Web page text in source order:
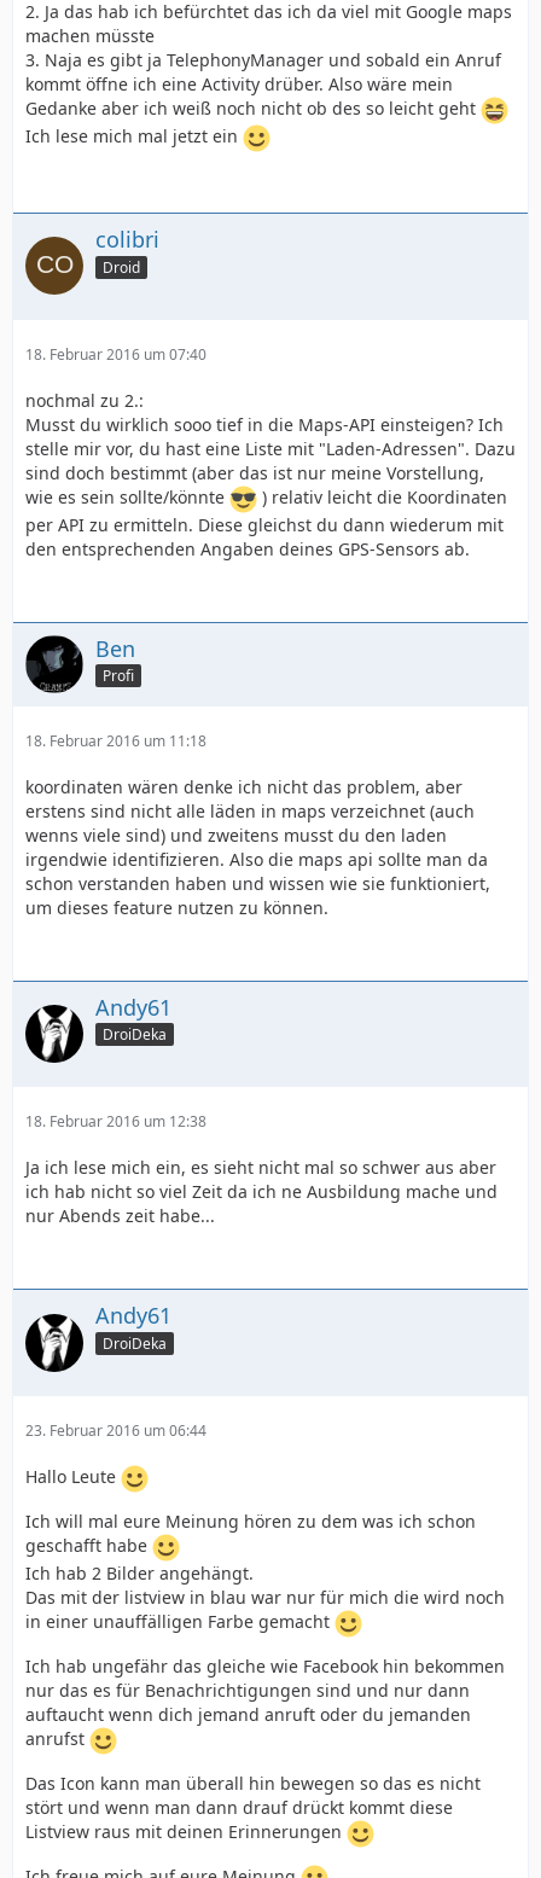
2. Ja das hab ich befürchtet das ich da viel mit Google maps
machen müsste
3. Naja es gibt ja TelephonyManager und sobald ein Anruf
kommt öffne ich eine Activity drüber. Also wäre mein
Gedanke aber ich weiß noch nicht ob des so leicht geht
Ich lese mich mal jetzt ein
colibri
Droid
18. Februar 2016 um 07:40
nochmal zu 2.:
Musst du wirklich sooo tief in die Maps-API einsteigen? Ich
stelle mir vor, du hast eine Liste mit "Laden-Adressen". Dazu
sind doch bestimmt (aber das ist nur meine Vorstellung,
wie es sein sollte/könnte
) relativ leicht die Koordinaten
per API zu ermitteln. Diese gleichst du dann wiederum mit
den entsprechenden Angaben deines GPS-Sensors ab.
Ben
Profi
18. Februar 2016 um 11:18
koordinaten wären denke ich nicht das problem, aber
erstens sind nicht alle läden in maps verzeichnet (auch
wenns viele sind) und zweitens musst du den laden
irgendwie identifizieren. Also die maps api sollte man da
schon verstanden haben und wissen wie sie funktioniert,
um dieses feature nutzen zu können.
Andy61
DroiDeka
18. Februar 2016 um 12:38
Ja ich lese mich ein, es sieht nicht mal so schwer aus aber
ich hab nicht so viel Zeit da ich ne Ausbildung mache und
nur Abends zeit habe...
Andy61
DroiDeka
23. Februar 2016 um 06:44
Hallo Leute
Ich will mal eure Meinung hören zu dem was ich schon
geschafft habe
Ich hab 2 Bilder angehängt.
Das mit der listview in blau war nur für mich die wird noch
in einer unauffälligen Farbe gemacht
Ich hab ungefähr das gleiche wie Facebook hin bekommen
nur das es für Benachrichtigungen sind und nur dann
auftaucht wenn dich jemand anruft oder du jemanden
anrufst
Das Icon kann man überall hin bewegen so das es nicht
stört und wenn man dann drauf drückt kommt diese
Listview raus mit deinen Erinnerungen